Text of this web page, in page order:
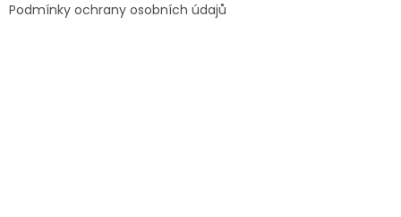
Podmínky ochrany osobních údajů